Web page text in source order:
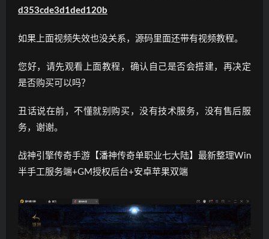
d353cde3d1ded120b
如果上面视频失效也没关系，源码里面还带有视频教程。
您好，请先观看上面教程，确认自己是否会搭建，再决定
是否购买可以吗？
丑话说在前，不懂就别购买，没有技术服务，没有售后服
务，谢谢。
战神引擎传奇手游【潘神传奇单职业七大陆】最新整理Win
半手工服务端+GM授权后台+安卓苹果双端